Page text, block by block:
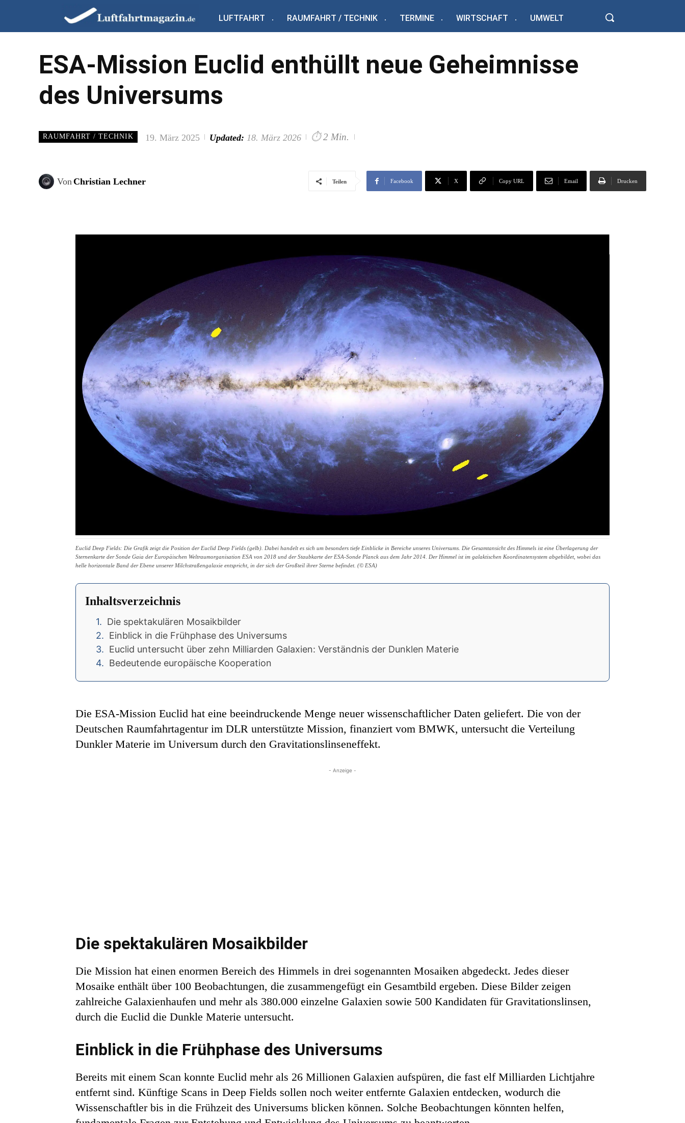
LUFTFAHRT RAUMFAHRT / TECHNIK TERMINE WIRTSCHAFT UMWELT
ESA-Mission Euclid enthüllt neue Geheimnisse
des Universums
RAUMFAHRT / TECHNIK 19. März 2025 Updated: 18. März 2026 ⏱ 2 Min.
VonChristian Lechner Teilen Facebook X Copy URL Email Drucken
Euclid Deep Fields: Die Grafik zeigt die Position der Euclid Deep Fields (gelb). Dabei handelt es sich um besonders tiefe Einblicke in Bereiche unseres Universums. Die Gesamtansicht des Himmels ist eine Überlagerung der
Sternenkarte der Sonde Gaia der Europäischen Weltraumorganisation ESA von 2018 und der Staubkarte der ESA-Sonde Planck aus dem Jahr 2014. Der Himmel ist im galaktischen Koordinatensystem abgebildet, wobei das
helle horizontale Band der Ebene unserer Milchstraßengalaxie entspricht, in der sich der Großteil ihrer Sterne befindet. (© ESA)
Inhaltsverzeichnis
Die spektakulären Mosaikbilder
Einblick in die Frühphase des Universums
Euclid untersucht über zehn Milliarden Galaxien: Verständnis der Dunklen Materie
Bedeutende europäische Kooperation
Die ESA-Mission Euclid hat eine beeindruckende Menge neuer wissenschaftlicher Daten geliefert. Die von der
Deutschen Raumfahrtagentur im DLR unterstützte Mission, finanziert vom BMWK, untersucht die Verteilung
Dunkler Materie im Universum durch den Gravitationslinseneffekt.
- Anzeige -
Die spektakulären Mosaikbilder
Die Mission hat einen enormen Bereich des Himmels in drei sogenannten Mosaiken abgedeckt. Jedes dieser
Mosaike enthält über 100 Beobachtungen, die zusammengefügt ein Gesamtbild ergeben. Diese Bilder zeigen
zahlreiche Galaxienhaufen und mehr als 380.000 einzelne Galaxien sowie 500 Kandidaten für Gravitationslinsen,
durch die Euclid die Dunkle Materie untersucht.
Einblick in die Frühphase des Universums
Bereits mit einem Scan konnte Euclid mehr als 26 Millionen Galaxien aufspüren, die fast elf Milliarden Lichtjahre
entfernt sind. Künftige Scans in Deep Fields sollen noch weiter entfernte Galaxien entdecken, wodurch die
Wissenschaftler bis in die Frühzeit des Universums blicken können. Solche Beobachtungen könnten helfen,